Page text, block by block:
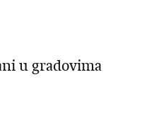
u gradovima